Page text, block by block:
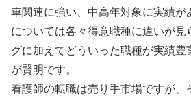
車関連に強い、中高年対象に実績が
については各々得意職種に違いが見
グに加えてどういった職種が実績豊
が賢明です。
看護師の転職は売り手市場ですが、